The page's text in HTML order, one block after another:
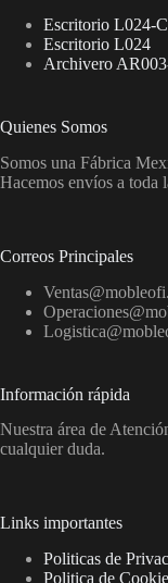
Escritorio L024-
Escritorio L024
Archivero
Quienes Somos
Somos una Fábrica
Hacemos envíos a toda
Correos Principales
Información rápida
Nuestra área de
cualquier duda.
Links importantes
Politicas de
Politica de